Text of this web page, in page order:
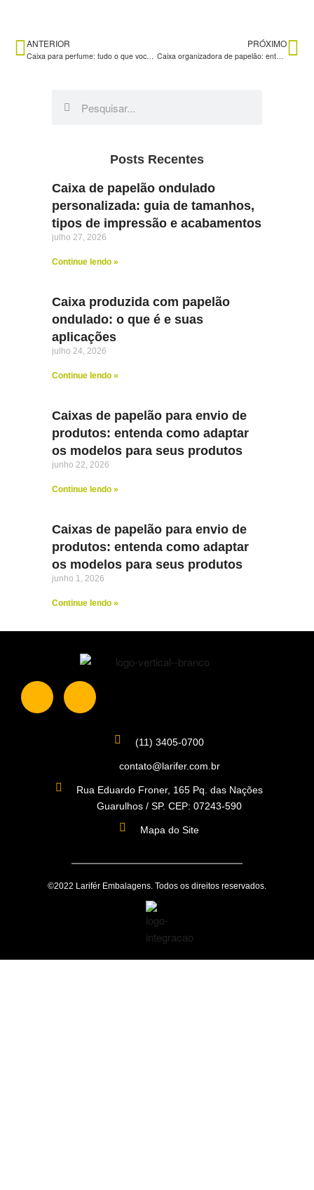
ANTERIOR
Caixa para perfume: tudo o que você precisa saber antes de comprar!
PRÓXIMO
Caixa organizadora de papelão: entenda tudo sobre ela e suas principais características
Posts Recentes
Caixa de papelão ondulado
personalizada: guia de tamanhos,
tipos de impressão e acabamentos
julho 27, 2026
Continue lendo »
Caixa produzida com papelão
ondulado: o que é e suas
aplicações
julho 24, 2026
Continue lendo »
Caixas de papelão para envio de
produtos: entenda como adaptar
os modelos para seus produtos
junho 22, 2026
Continue lendo »
Caixas de papelão para envio de
produtos: entenda como adaptar
os modelos para seus produtos
junho 1, 2026
Continue lendo »
(11) 3405-0700
contato@larifer.com.br
Rua Eduardo Froner, 165 Pq. das Nações
Guarulhos / SP. CEP: 07243-590
Mapa do Site
©2022 Larifér Embalagens. Todos os direitos reservados.